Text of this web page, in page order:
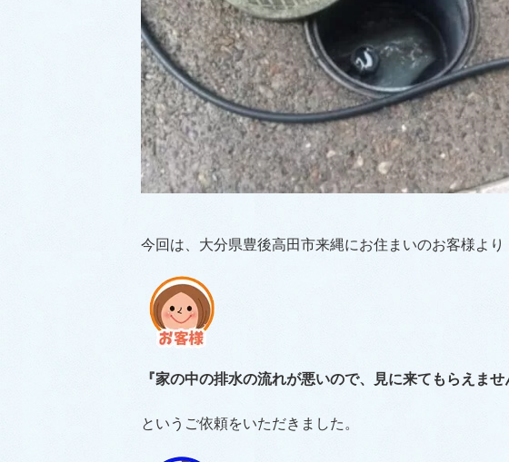
今回は、大分県豊後高田市来縄にお住まいのお客様より
『家の中の排水の流れが悪いので、見に来てもらえませ
というご依頼をいただきました。